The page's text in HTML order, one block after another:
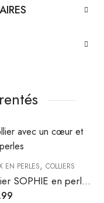
EN PERLES, COLLIERS
Collier SOPHIE en perles d’eau douce